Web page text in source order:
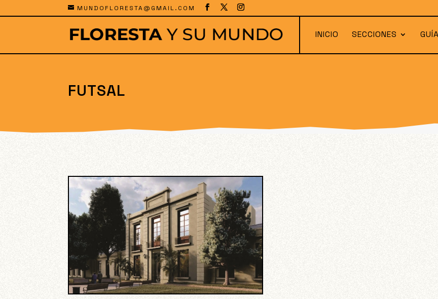
MUNDOFLORESTA@GMAIL.COM
INICIO SECCIONES
FUTSAL